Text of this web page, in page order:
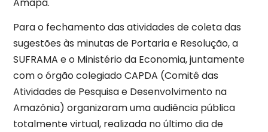
Para o fechamento das atividades de coleta das
sugestões às minutas de Portaria e Resolução, a
SUFRAMA e o Ministério da Economia, juntamente
com o órgão colegiado CAPDA (Comitê das
Atividades de Pesquisa e Desenvolvimento na
Amazônia) organizaram uma audiência pública
totalmente virtual, realizada no último dia de